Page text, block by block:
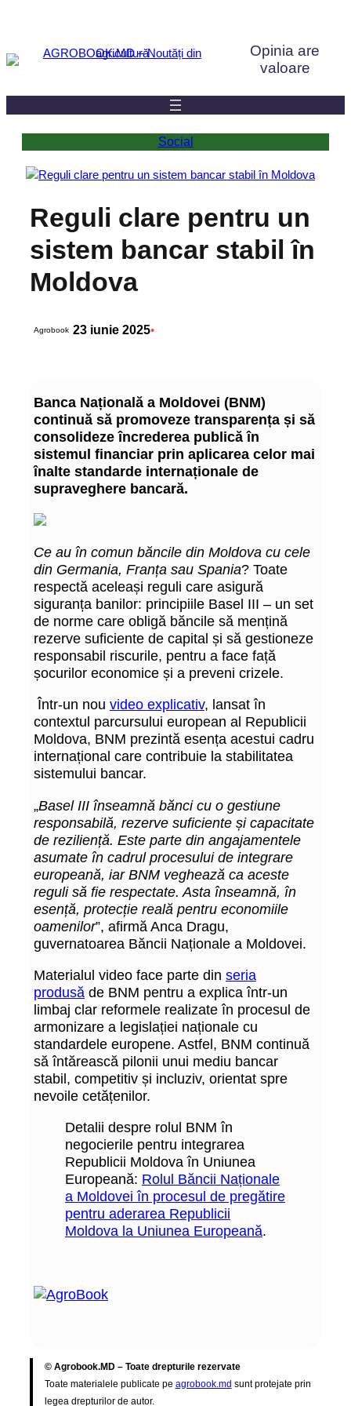
conținut
Opinia are
valoare
Social
Reguli clare pentru un
sistem bancar stabil în
Moldova
Agrobook 23 iunie 2025•
Banca Națională a Moldovei (BNM)
continuă să promoveze transparența și să
consolideze încrederea publică în
sistemul financiar prin aplicarea celor mai
înalte standarde internaționale de
supraveghere bancară.
Ce au în comun băncile din Moldova cu cele
din Germania, Franța sau Spania? Toate
respectă aceleași reguli care asigură
siguranța banilor: principiile Basel III – un set
de norme care obligă băncile să mențină
rezerve suficiente de capital și să gestioneze
responsabil riscurile, pentru a face față
șocurilor economice și a preveni crizele.
Într-un nou video explicativ, lansat în
contextul parcursului european al Republicii
Moldova, BNM prezintă esența acestui cadru
internațional care contribuie la stabilitatea
sistemului bancar.
„Basel III înseamnă bănci cu o gestiune
responsabilă, rezerve suficiente și capacitate
de reziliență. Este parte din angajamentele
asumate în cadrul procesului de integrare
europeană, iar BNM veghează ca aceste
reguli să fie respectate. Asta înseamnă, în
esență, protecție reală pentru economiile
oamenilor”, afirmă Anca Dragu,
guvernatoarea Băncii Naționale a Moldovei.
Materialul video face parte din seria
produsă de BNM pentru a explica într-un
limbaj clar reformele realizate în procesul de
armonizare a legislației naționale cu
standardele europene. Astfel, BNM continuă
să întărească pilonii unui mediu bancar
stabil, competitiv și incluziv, orientat spre
nevoile cetățenilor.
Detalii despre rolul BNM în
negocierile pentru integrarea
Republicii Moldova în Uniunea
Europeană: Rolul Băncii Naționale
a Moldovei în procesul de pregătire
pentru aderarea Republicii
Moldova la Uniunea Europeană.
© Agrobook.MD – Toate drepturile rezervate
Toate materialele publicate pe agrobook.md sunt protejate prin
legea drepturilor de autor.